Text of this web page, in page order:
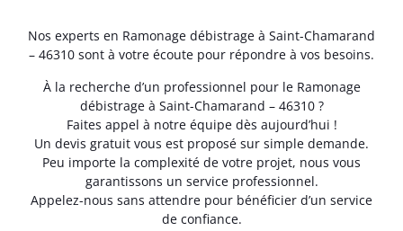
Nos experts en Ramonage débistrage à Saint-Chamarand
– 46310 sont à votre écoute pour répondre à vos besoins.
À la recherche d’un professionnel pour le Ramonage
débistrage à Saint-Chamarand – 46310 ?
Faites appel à notre équipe dès aujourd’hui !
Un devis gratuit vous est proposé sur simple demande.
Peu importe la complexité de votre projet, nous vous
garantissons un service professionnel.
Appelez-nous sans attendre pour bénéficier d’un service
de confiance.